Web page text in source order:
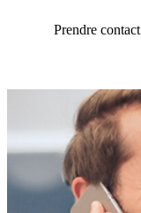
Prendre contact